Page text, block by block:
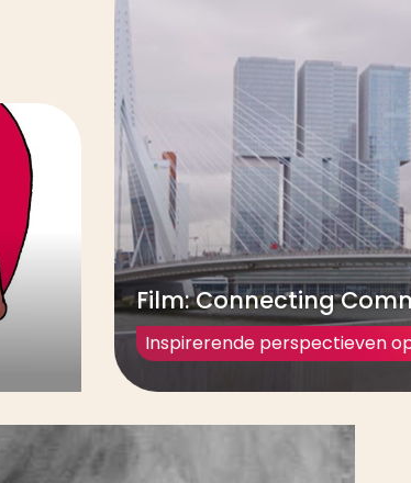
Film: Connecting
Inspirerende perspectieven